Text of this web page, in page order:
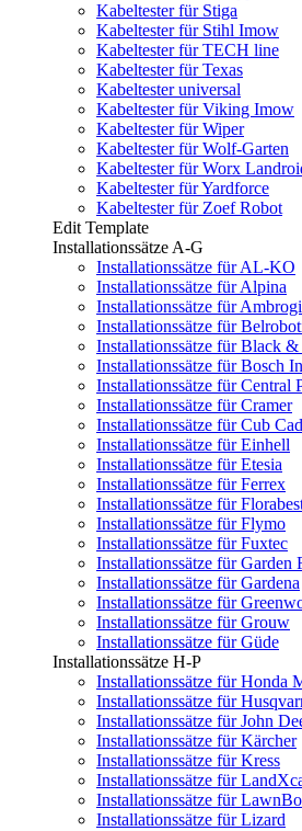
Kabeltester für Stiga
Kabeltester für Stihl Imow
Kabeltester für TECH line
Kabeltester für Texas
Kabeltester universal
Kabeltester für Viking Imow
Kabeltester für Wiper
Kabeltester für Wolf-Garten
Kabeltester für Worx
Kabeltester für Yardforce
Kabeltester für Zoef Robot
Edit Template
Installationssätze A-G
Installationssätze für AL-KO
Installationssätze für Alpina
Installationssätze für
Installationssätze für
Installationssätze für Black
Installationssätze für Bosch
Installationssätze für Central
Installationssätze für Cramer
Installationssätze für Cub
Installationssätze für Einhell
Installationssätze für Etesia
Installationssätze für Ferrex
Installationssätze für
Installationssätze für Flymo
Installationssätze für Fuxtec
Installationssätze für Garden
Installationssätze für Gardena
Installationssätze für
Installationssätze für Grouw
Installationssätze für Güde
Installationssätze H-P
Installationssätze für Honda
Installationssätze für
Installationssätze für John
Installationssätze für Kärcher
Installationssätze für Kress
Installationssätze für
Installationssätze für
Installationssätze für Lizard